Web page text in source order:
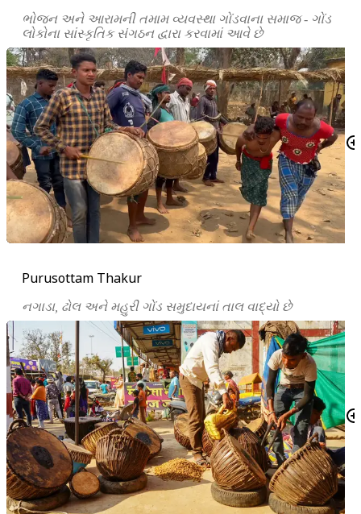
ભોજન અને આરામની તમામ વ્યવસ્થા ગોંડવાના સમાજ - ગોંડ
લોકોના સાંસ્કૃતિક સંગઠન દ્વારા કરવામાં આવે છે
Purusottam Thakur
નગાડા, ઢોલ અને મહુરી ગોંડ સમુદાયનાં તાલ વાદ્યો છે